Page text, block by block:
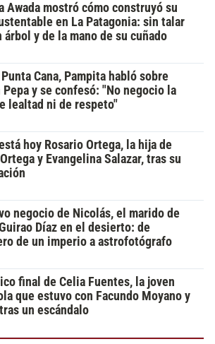
Awada mostró cómo construyó su
en La Patagonia: sin talar
árbol y de la mano de su cuñado
Punta Cana, Pampita habló sobre
Pepa y se confesó: "No negocio la
lealtad ni de respeto"
hoy Rosario Ortega, la hija de
y Evangelina Salazar, tras su
negocio de Nicolás, el marido de
Díaz en el desierto: de
de un imperio a astrofotógrafo
final de Celia Fuentes, la joven
que estuvo con Facundo Moyano y
un escándalo